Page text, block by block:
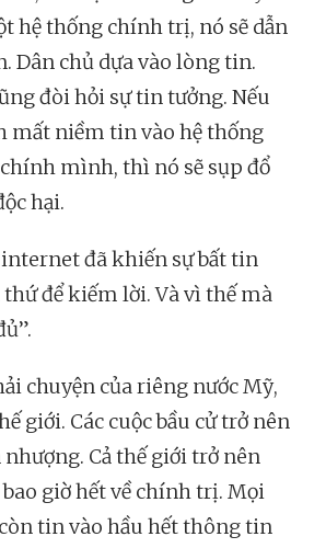
hệ thống chính trị, nó sẽ dẫn
Dân chủ dựa vào lòng tin.
đòi hỏi sự tin tưởng. Nếu
mất niềm tin vào hệ thống
mình, thì nó sẽ sụp đổ
hại.
đã khiến sự bất tin
để kiếm lời. Và vì thế mà
chuyện của riêng nước Mỹ,
giới. Các cuộc bầu cử trở nên
Cả thế giới trở nên
giờ hết về chính trị. Mọi
tin vào hầu hết thông tin